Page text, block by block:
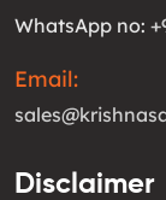
WhatsApp no:
Email:
Disclaimer